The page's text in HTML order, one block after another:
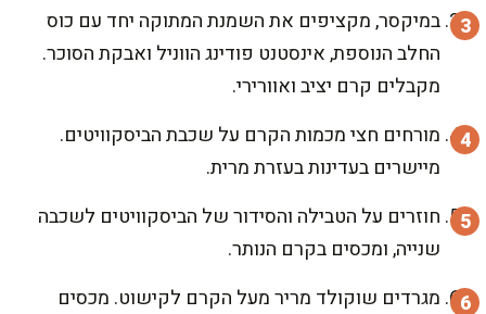
במיקסר, מקציפים את השמנת המתוקה יחד עם כוס
החלב הנוספת, אינסטנט פודינג הווניל ואבקת הסוכר.
מקבלים קרם יציב ואוורירי.
מורחים חצי מכמות הקרם על שכבת הביסקוויטים.
מיישרים בעדינות בעזרת מרית.
חוזרים על הטבילה והסידור של הביסקוויטים לשכבה
שנייה, ומכסים בקרם הנותר.
מגרדים שוקולד מריר מעל הקרם לקישוט. מכסים